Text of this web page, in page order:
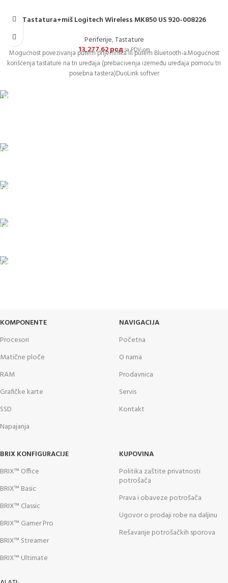
Tastatura+miš Logitech Wireless MK850 US 920-008226
Periferije,Tastature
13,277.62рсдsa PDV-om
Mogućnost povezivanja putem prijemnika ili putem Bluetooth-a.Mogućnost
korišćenja tastature na tri uređaja (prebacivenja izemeđu uređaja pomoću tri
posebna tastera)DuoLink softver
KOMPONENTE
Procesori
Matične ploče
RAM
Grafičke karte
SSD
Napajanja
NAVIGACIJA
Početna
O nama
Prodavnica
Servis
Kontakt
BRIX KONFIGURACIJE
BRIX™ Office
BRIX™ Basic
BRIX™ Classic
BRIX™ Gamer Pro
BRIX™ Streamer
BRIX™ Ultimate
KUPOVINA
Politika zaštite privatnosti
potrošača
Prava i obaveze potrošača
Ugovor o prodaji robe na daljinu
Rešavanje potrošačkih sporova